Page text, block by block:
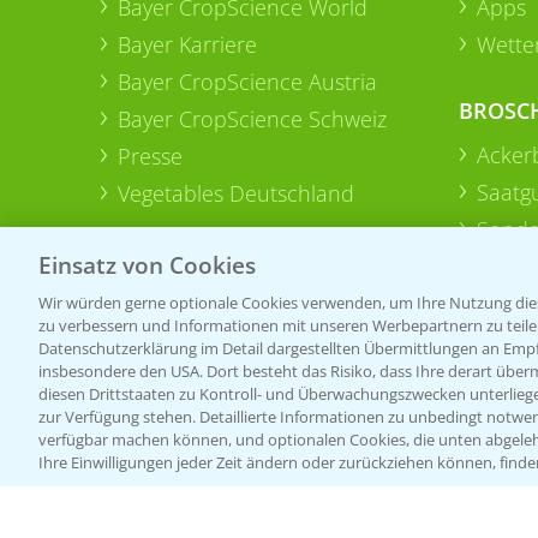
Bayer CropScience World
Bayer Karriere
Bayer CropScience Austria
Bayer CropScience Schweiz
Presse
Vegetables Deutschland
Apps
Einsatz von Cookies
Wir würden gerne optionale Cookies verwenden, um Ihre Nutzung
zu verbessern und Informationen mit unseren Werbepartnern zu
Datenschutzerklärung im Detail dargestellten Übermittlungen an
insbesondere den USA. Dort besteht das Risiko, dass Ihre derart
diesen Drittstaaten zu Kontroll- und Überwachungszwecken
zur Verfügung stehen. Detaillierte Informationen zu unbedingt
verfügbar machen können, und optionalen Cookies, die unten
Ihre Einwilligungen jeder Zeit ändern oder zurückziehen können,